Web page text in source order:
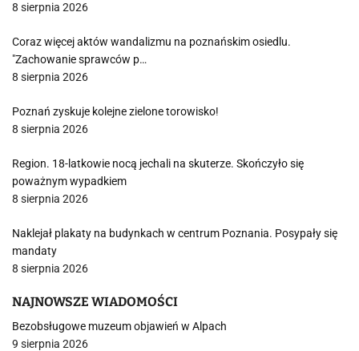
8 sierpnia 2026
Coraz więcej aktów wandalizmu na poznańskim osiedlu.
"Zachowanie sprawców p…
8 sierpnia 2026
Poznań zyskuje kolejne zielone torowisko!
8 sierpnia 2026
Region. 18-latkowie nocą jechali na skuterze. Skończyło się
poważnym wypadkiem
8 sierpnia 2026
Naklejał plakaty na budynkach w centrum Poznania. Posypały się
mandaty
8 sierpnia 2026
NAJNOWSZE WIADOMOŚCI
Bezobsługowe muzeum objawień w Alpach
9 sierpnia 2026